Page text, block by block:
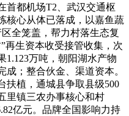
首都机场T2、武汉交通枢
核心从体已落成，以嘉鱼蔬
全笼盖，帮力村落生态复
再生资本收受接管收集，次
1.123万吨，朝阳湖水产物
；整合伙金、渠道资本。
扶植，通城县争取县级500
里镇三农办事核心和村
亿元。品牌全国影响力持